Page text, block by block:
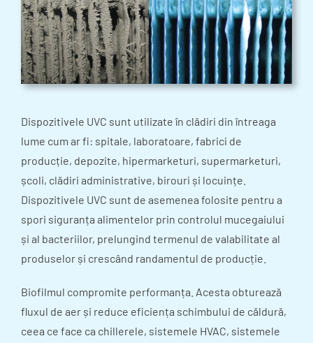
Dispozitivele UVC sunt utilizate în clădiri din întreaga
lume cum ar fi: spitale, laboratoare, fabrici de
producție, depozite, hipermarketuri, supermarketuri,
școli, clădiri administrative, birouri și locuințe.
Dispozitivele UVC sunt de asemenea folosite pentru a
spori siguranța alimentelor prin controlul mucegaiului
și al bacteriilor, prelungind termenul de valabilitate al
produselor și crescând randamentul de producție.
Biofilmul compromite performanța. Acesta obturează
fluxul de aer și reduce eficiența schimbului de căldură,
ceea ce face ca chillerele, sistemele HVAC, sistemele